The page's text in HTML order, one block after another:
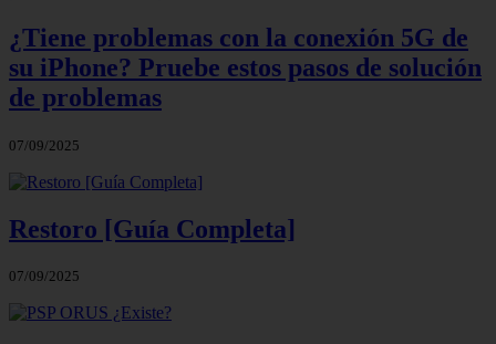
¿Tiene problemas con la conexión 5G de
su iPhone? Pruebe estos pasos de solución
de problemas
07/09/2025
Restoro [Guía Completa]
07/09/2025